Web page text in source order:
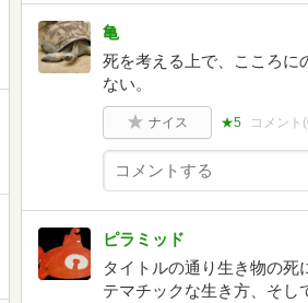
亀
死を考える上で、こころに
ない。
ナイス ★5 コメント(
ピラミッド
タイトルの通り生き物の死
テマチックな生き方、そし